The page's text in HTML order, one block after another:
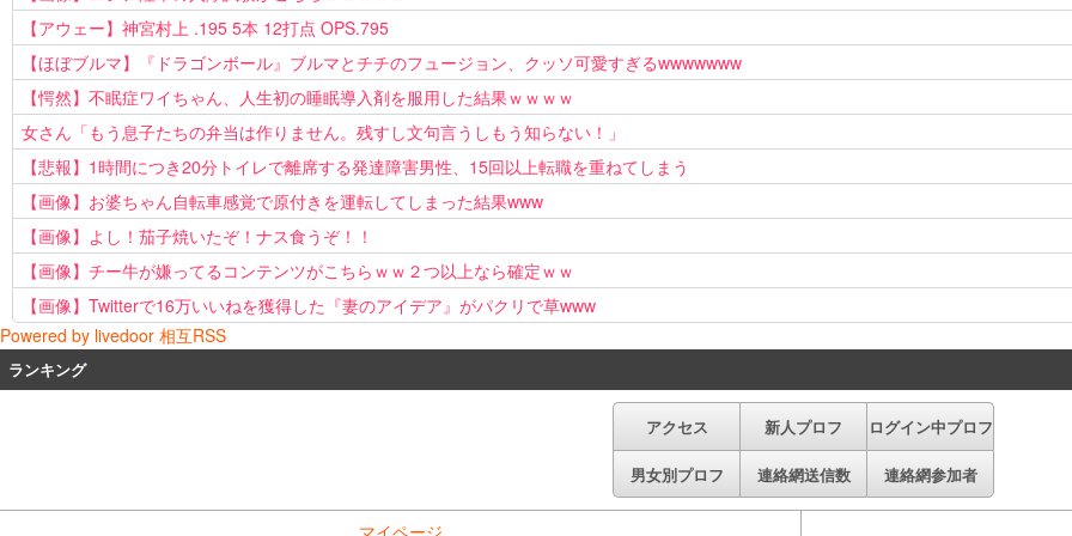
【アウェー】神宮村上 .195 5本 12打点 OPS.795
【ほぼブルマ】『ドラゴンボール』ブルマとチチのフュージョン、クッソ可愛すぎるwwwwwww
【愕然】不眠症ワイちゃん、人生初の睡眠導入剤を服用した結果ｗｗｗｗ
女さん「もう息子たちの弁当は作りません。残すし文句言うしもう知らない！」
【悲報】1時間につき20分トイレで離席する発達障害男性、15回以上転職を重ねてしまう
【画像】お婆ちゃん自転車感覚で原付きを運転してしまった結果www
【画像】よし！茄子焼いたぞ！ナス食うぞ！！
【画像】チー牛が嫌ってるコンテンツがこちらｗｗ２つ以上なら確定ｗｗ
【画像】Twitterで16万いいねを獲得した『妻のアイデア』がパクリで草www
Powered by livedoor 相互RSS
ランキング
アクセス 新人プロフ ログイン中プロフ
男女別プロフ 連絡網送信数 連絡網参加者
マイページ